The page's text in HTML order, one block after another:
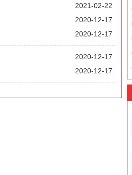
2021-02-22
2020-12-17
2020-12-17
2020-12-17
2020-12-17